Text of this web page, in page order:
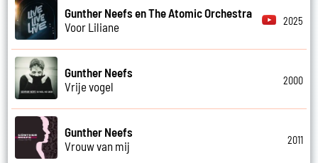
Gunther Neefs en The Atomic Orchestra
Voor Liliane
2025
Gunther Neefs
Vrije vogel
2000
Gunther Neefs
Vrouw van mij
2011